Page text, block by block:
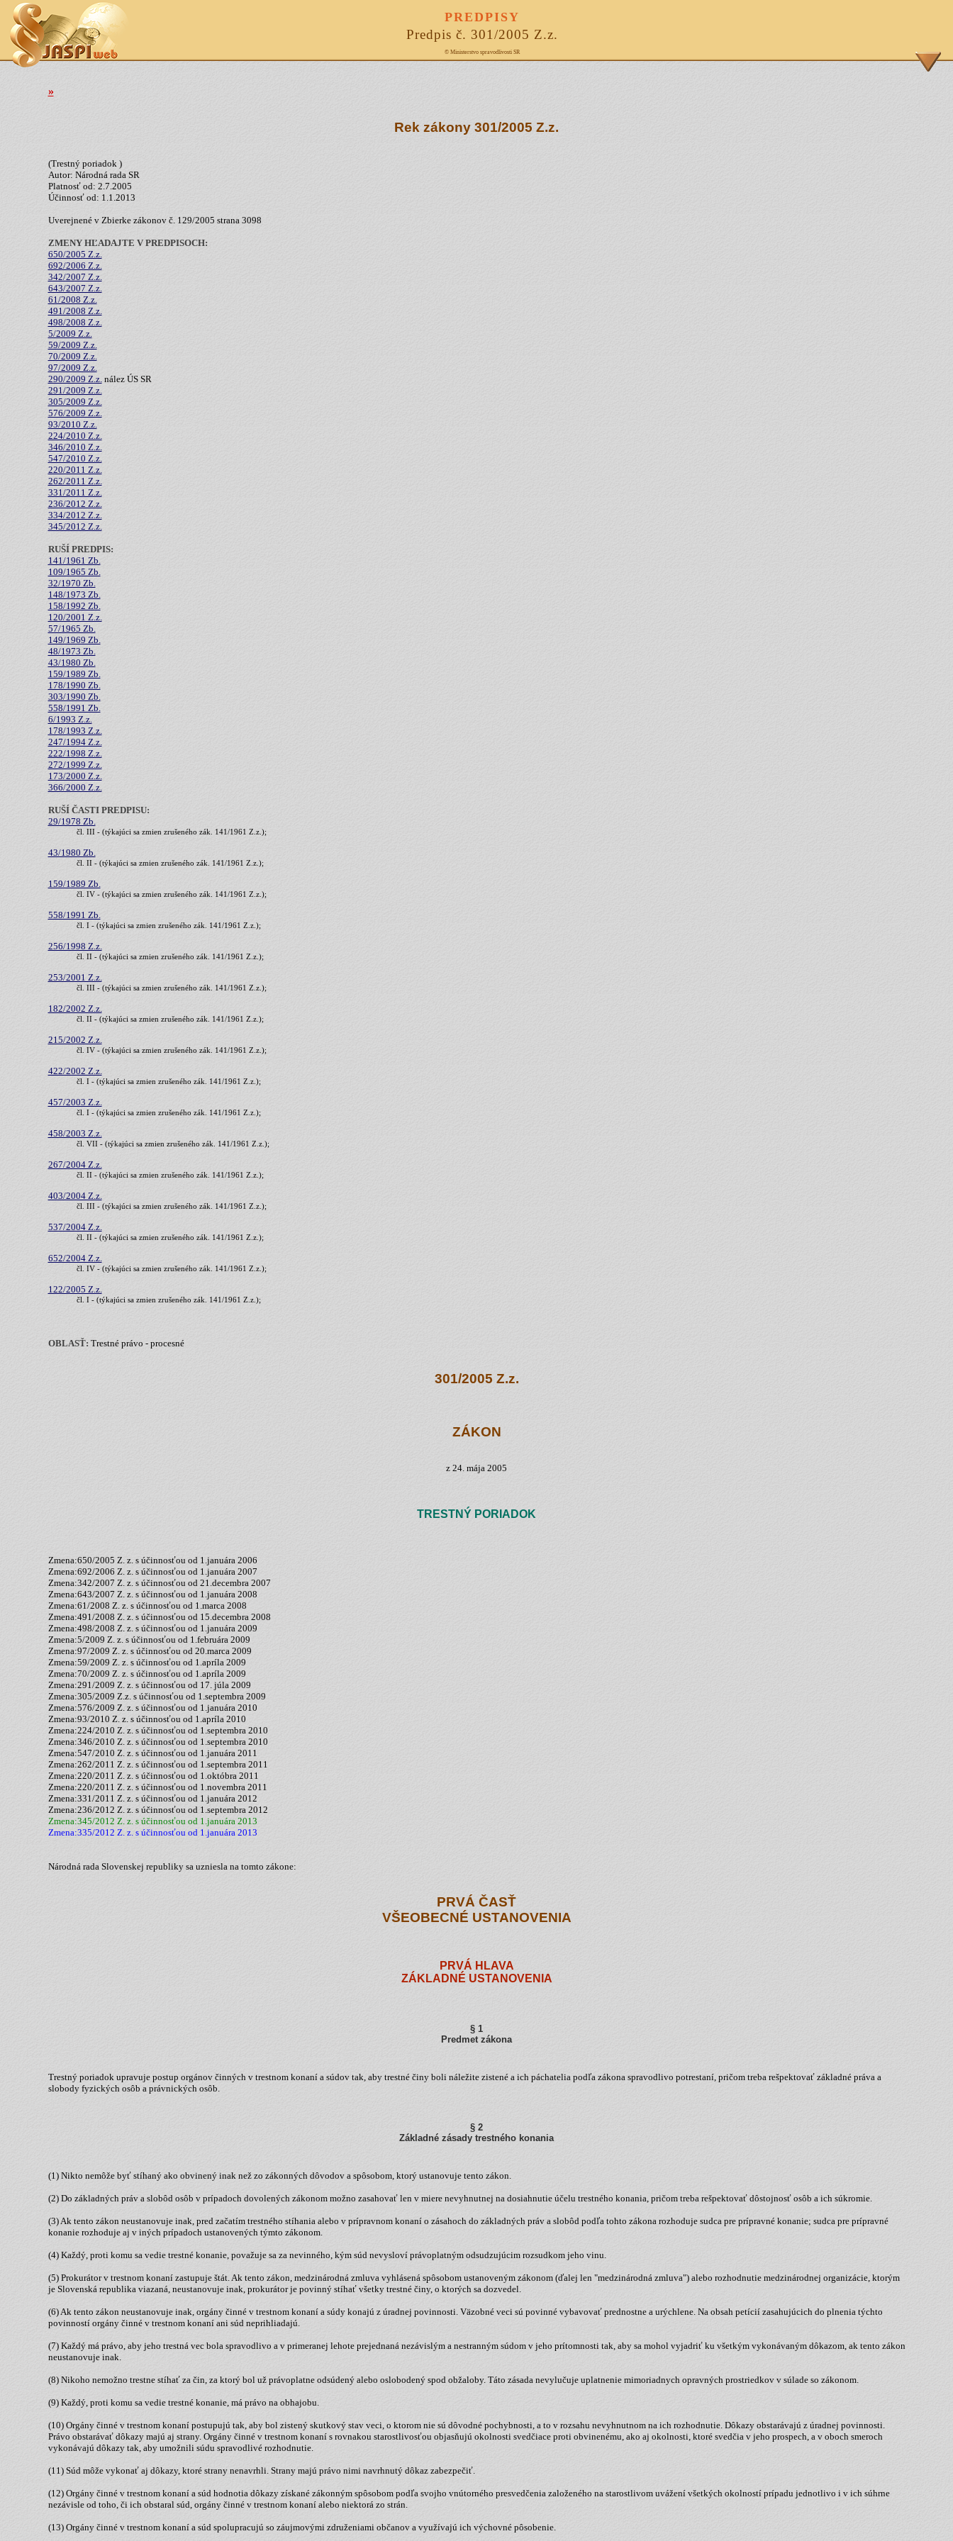
PREDPISY
Predpis č. 301/2005 Z.z.
© Ministerstvo spravodlivosti SR
»
Rek zákony 301/2005 Z.z.
(Trestný poriadok )
Autor: Národná rada SR
Platnosť od: 2.7.2005
Účinnosť od: 1.1.2013
Uverejnené v Zbierke zákonov č. 129/2005 strana 3098
ZMENY HĽADAJTE V PREDPISOCH:
650/2005 Z.z.
692/2006 Z.z.
342/2007 Z.z.
643/2007 Z.z.
61/2008 Z.z.
491/2008 Z.z.
498/2008 Z.z.
5/2009 Z.z.
59/2009 Z.z.
70/2009 Z.z.
97/2009 Z.z.
290/2009 Z.z. nález ÚS SR
291/2009 Z.z.
305/2009 Z.z.
576/2009 Z.z.
93/2010 Z.z.
224/2010 Z.z.
346/2010 Z.z.
547/2010 Z.z.
220/2011 Z.z.
262/2011 Z.z.
331/2011 Z.z.
236/2012 Z.z.
334/2012 Z.z.
345/2012 Z.z.
RUŠÍ PREDPIS:
141/1961 Zb.
109/1965 Zb.
32/1970 Zb.
148/1973 Zb.
158/1992 Zb.
120/2001 Z.z.
57/1965 Zb.
149/1969 Zb.
48/1973 Zb.
43/1980 Zb.
159/1989 Zb.
178/1990 Zb.
303/1990 Zb.
558/1991 Zb.
6/1993 Z.z.
178/1993 Z.z.
247/1994 Z.z.
222/1998 Z.z.
272/1999 Z.z.
173/2000 Z.z.
366/2000 Z.z.
RUŠÍ ČASTI PREDPISU:
29/1978 Zb.
čl. III - (týkajúci sa zmien zrušeného zák. 141/1961 Z.z.);
43/1980 Zb.
čl. II - (týkajúci sa zmien zrušeného zák. 141/1961 Z.z.);
159/1989 Zb.
čl. IV - (týkajúci sa zmien zrušeného zák. 141/1961 Z.z.);
558/1991 Zb.
čl. I - (týkajúci sa zmien zrušeného zák. 141/1961 Z.z.);
256/1998 Z.z.
čl. II - (týkajúci sa zmien zrušeného zák. 141/1961 Z.z.);
253/2001 Z.z.
čl. III - (týkajúci sa zmien zrušeného zák. 141/1961 Z.z.);
182/2002 Z.z.
čl. II - (týkajúci sa zmien zrušeného zák. 141/1961 Z.z.);
215/2002 Z.z.
čl. IV - (týkajúci sa zmien zrušeného zák. 141/1961 Z.z.);
422/2002 Z.z.
čl. I - (týkajúci sa zmien zrušeného zák. 141/1961 Z.z.);
457/2003 Z.z.
čl. I - (týkajúci sa zmien zrušeného zák. 141/1961 Z.z.);
458/2003 Z.z.
čl. VII - (týkajúci sa zmien zrušeného zák. 141/1961 Z.z.);
267/2004 Z.z.
čl. II - (týkajúci sa zmien zrušeného zák. 141/1961 Z.z.);
403/2004 Z.z.
čl. III - (týkajúci sa zmien zrušeného zák. 141/1961 Z.z.);
537/2004 Z.z.
čl. II - (týkajúci sa zmien zrušeného zák. 141/1961 Z.z.);
652/2004 Z.z.
čl. IV - (týkajúci sa zmien zrušeného zák. 141/1961 Z.z.);
122/2005 Z.z.
čl. I - (týkajúci sa zmien zrušeného zák. 141/1961 Z.z.);
OBLASŤ: Trestné právo - procesné
301/2005 Z.z.
ZÁKON
z 24. mája 2005
TRESTNÝ PORIADOK
Zmena:650/2005 Z. z. s účinnosťou od 1.januára 2006
Zmena:692/2006 Z. z. s účinnosťou od 1.januára 2007
Zmena:342/2007 Z. z. s účinnosťou od 21.decembra 2007
Zmena:643/2007 Z. z. s účinnosťou od 1.januára 2008
Zmena:61/2008 Z. z. s účinnosťou od 1.marca 2008
Zmena:491/2008 Z. z. s účinnosťou od 15.decembra 2008
Zmena:498/2008 Z. z. s účinnosťou od 1.januára 2009
Zmena:5/2009 Z. z. s účinnosťou od 1.februára 2009
Zmena:97/2009 Z. z. s účinnosťou od 20.marca 2009
Zmena:59/2009 Z. z. s účinnosťou od 1.apríla 2009
Zmena:70/2009 Z. z. s účinnosťou od 1.apríla 2009
Zmena:291/2009 Z. z. s účinnosťou od 17. júla 2009
Zmena:305/2009 Z.z. s účinnosťou od 1.septembra 2009
Zmena:576/2009 Z. z. s účinnosťou od 1.januára 2010
Zmena:93/2010 Z. z. s účinnosťou od 1.apríla 2010
Zmena:224/2010 Z. z. s účinnosťou od 1.septembra 2010
Zmena:346/2010 Z. z. s účinnosťou od 1.septembra 2010
Zmena:547/2010 Z. z. s účinnosťou od 1.januára 2011
Zmena:262/2011 Z. z. s účinnosťou od 1.septembra 2011
Zmena:220/2011 Z. z. s účinnosťou od 1.októbra 2011
Zmena:220/2011 Z. z. s účinnosťou od 1.novembra 2011
Zmena:331/2011 Z. z. s účinnosťou od 1.januára 2012
Zmena:236/2012 Z. z. s účinnosťou od 1.septembra 2012
Zmena:345/2012 Z. z. s účinnosťou od 1.januára 2013
Zmena:335/2012 Z. z. s účinnosťou od 1.januára 2013
Národná rada Slovenskej republiky sa uzniesla na tomto zákone:
PRVÁ ČASŤ
VŠEOBECNÉ USTANOVENIA
PRVÁ HLAVA
ZÁKLADNÉ USTANOVENIA
§ 1
Predmet zákona
Trestný poriadok upravuje postup orgánov činných v trestnom konaní a súdov tak, aby trestné činy boli náležite zistené a ich páchatelia podľa zákona spravodlivo potrestaní, pričom treba rešpektovať základné práva a
slobody fyzických osôb a právnických osôb.
§ 2
Základné zásady trestného konania
(1) Nikto nemôže byť stíhaný ako obvinený inak než zo zákonných dôvodov a spôsobom, ktorý ustanovuje tento zákon.
(2) Do základných práv a slobôd osôb v prípadoch dovolených zákonom možno zasahovať len v miere nevyhnutnej na dosiahnutie účelu trestného konania, pričom treba rešpektovať dôstojnosť osôb a ich súkromie.
(3) Ak tento zákon neustanovuje inak, pred začatím trestného stíhania alebo v prípravnom konaní o zásahoch do základných práv a slobôd podľa tohto zákona rozhoduje sudca pre prípravné konanie; sudca pre prípravné
konanie rozhoduje aj v iných prípadoch ustanovených týmto zákonom.
(4) Každý, proti komu sa vedie trestné konanie, považuje sa za nevinného, kým súd nevysloví právoplatným odsudzujúcim rozsudkom jeho vinu.
(5) Prokurátor v trestnom konaní zastupuje štát. Ak tento zákon, medzinárodná zmluva vyhlásená spôsobom ustanoveným zákonom (ďalej len "medzinárodná zmluva") alebo rozhodnutie medzinárodnej organizácie, ktorým
je Slovenská republika viazaná, neustanovuje inak, prokurátor je povinný stíhať všetky trestné činy, o ktorých sa dozvedel.
(6) Ak tento zákon neustanovuje inak, orgány činné v trestnom konaní a súdy konajú z úradnej povinnosti. Väzobné veci sú povinné vybavovať prednostne a urýchlene. Na obsah petícií zasahujúcich do plnenia týchto
povinností orgány činné v trestnom konaní ani súd neprihliadajú.
(7) Každý má právo, aby jeho trestná vec bola spravodlivo a v primeranej lehote prejednaná nezávislým a nestranným súdom v jeho prítomnosti tak, aby sa mohol vyjadriť ku všetkým vykonávaným dôkazom, ak tento zákon
neustanovuje inak.
(8) Nikoho nemožno trestne stíhať za čin, za ktorý bol už právoplatne odsúdený alebo oslobodený spod obžaloby. Táto zásada nevylučuje uplatnenie mimoriadnych opravných prostriedkov v súlade so zákonom.
(9) Každý, proti komu sa vedie trestné konanie, má právo na obhajobu.
(10) Orgány činné v trestnom konaní postupujú tak, aby bol zistený skutkový stav veci, o ktorom nie sú dôvodné pochybnosti, a to v rozsahu nevyhnutnom na ich rozhodnutie. Dôkazy obstarávajú z úradnej povinnosti.
Právo obstarávať dôkazy majú aj strany. Orgány činné v trestnom konaní s rovnakou starostlivosťou objasňujú okolnosti svedčiace proti obvinenému, ako aj okolnosti, ktoré svedčia v jeho prospech, a v oboch smeroch
vykonávajú dôkazy tak, aby umožnili súdu spravodlivé rozhodnutie.
(11) Súd môže vykonať aj dôkazy, ktoré strany nenavrhli. Strany majú právo nimi navrhnutý dôkaz zabezpečiť.
(12) Orgány činné v trestnom konaní a súd hodnotia dôkazy získané zákonným spôsobom podľa svojho vnútorného presvedčenia založeného na starostlivom uvážení všetkých okolností prípadu jednotlivo i v ich súhrne
nezávisle od toho, či ich obstaral súd, orgány činné v trestnom konaní alebo niektorá zo strán.
(13) Orgány činné v trestnom konaní a súd spolupracujú so záujmovými združeniami občanov a využívajú ich výchovné pôsobenie.